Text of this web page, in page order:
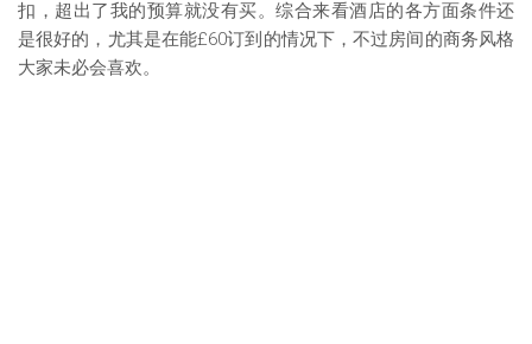
扣，超出了我的预算就没有买。综合来看酒店的各方面条件还
是很好的，尤其是在能£60订到的情况下，不过房间的商务风格
大家未必会喜欢。